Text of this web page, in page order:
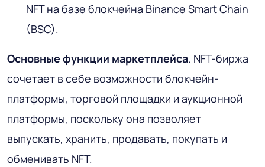
NFT на базе блокчейна Binance Smart Chain
(BSC).
Основные функции маркетплейса. NFT-биржа
сочетает в себе возможности блокчейн-
платформы, торговой площадки и аукционной
платформы, поскольку она позволяет
выпускать, хранить, продавать, покупать и
обменивать NFT.